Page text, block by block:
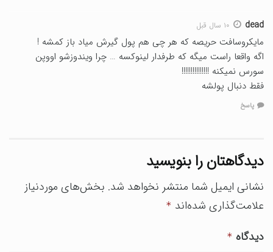
dead ۱۰ سال قبل
مایکروسافت حریصه که هر چی هم پول گیرش میاد باز کمشه !
اگه واقعا راست میگه که طرفدار لینوکسه … چرا ویندوزشو اووپن
سورس نمیکنه !!!!!!!!!!!!!!!
فقط دنبال پولشه
پاسخ
دیدگاهتان را بنویسید
نشانی ایمیل شما منتشر نخواهد شد. بخش‌های موردنیاز
علامت‌گذاری شده‌اند *
دیدگاه *